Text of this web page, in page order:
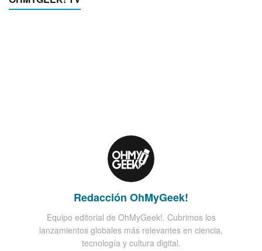
Redacción OhMyGeek!
Equipo editorial de OhMyGeek!. Cubrimos los
lanzamientos globales más relevantes en ciencia,
tecnología y cultura digital.